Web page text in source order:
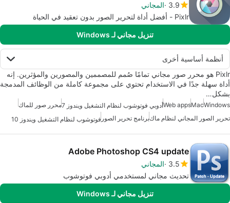
3.9 المجاني
Pixlr - أفضل أداة لتحرير الصور بدون تعقيد في الحياة
تنزيل مجاني لـ Windows
أنظمة أساسية أخرى
Pixlr هو محرر صور مجاني تمامًا صُمم للمصممين والمصورين والمؤثرين. إنه
أداة سهلة جدًا في الاستخدام تحتوي على مجموعة كاملة من الوظائف المدمجة
بشكل…
Windows
Mac
Web appsأدوبي فوتوشوب لنظام التشغيل ويندوز 7
محرر صور للماك
تحرير الصور المجاني لنظام ماكبرنامج تحرير الصور فوتوشوب لنظام التشغيل ويندوز 10
Adobe Photoshop CS4 update
3.5 المجاني
تحديث مجاني لمستخدمي أدوبي فوتوشوب
تنزيل مجاني لـ Windows